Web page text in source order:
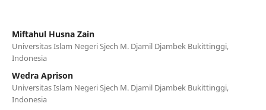
Miftahul Husna Zain
Universitas Islam Negeri Sjech M. Djamil Djambek Bukittinggi,
Indonesia
Wedra Aprison
Universitas Islam Negeri Sjech M. Djamil Djambek Bukittinggi,
Indonesia